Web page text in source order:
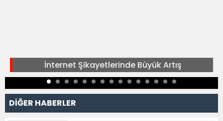
İnternet Şikayetlerinde Büyük Artış
DİĞER HABERLER